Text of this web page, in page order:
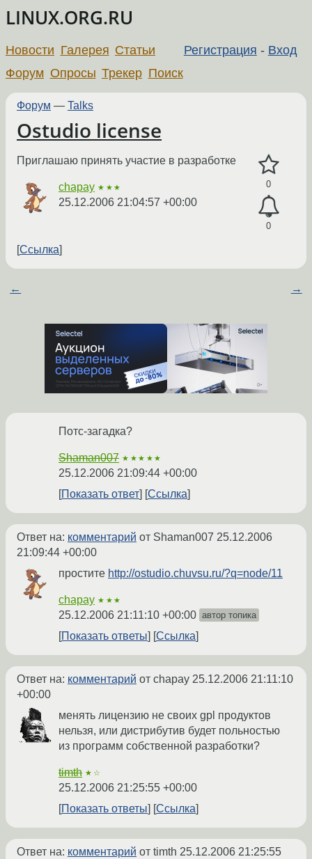
LINUX.ORG.RU
Регистрация - Вход
Новости Галерея Статьи
Форум Опросы Трекер Поиск
Форум — Talks
Ostudio license
0
0
Приглашаю принять участие в разработке
chapay ★★★
25.12.2006 21:04:57 +00:00
Ссылка
← →
Потс-загадка?
Shaman007 ★★★★★
25.12.2006 21:09:44 +00:00
Показать ответ
Ссылка
Ответ на: комментарий от Shaman007 25.12.2006
21:09:44 +00:00
простите http://ostudio.chuvsu.ru/?q=node/11
chapay ★★★
25.12.2006 21:11:10 +00:00 автор топика
Показать ответы Ссылка
Ответ на: комментарий от chapay 25.12.2006 21:11:10
+00:00
менять лицензию не своих gpl продуктов
нельзя, или дистрибутив будет польностью
из программ собственной разработки?
timth ★☆
25.12.2006 21:25:55 +00:00
Показать ответы
Ссылка
Ответ на: комментарий от timth 25.12.2006 21:25:55